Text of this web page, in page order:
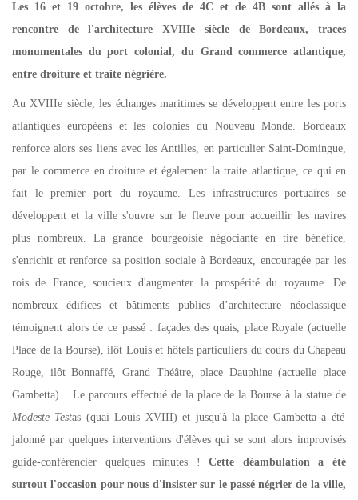
Les 16 et 19 octobre, les élèves de 4C et de 4B sont allés à la
rencontre de l'architecture XVIIIe siècle de Bordeaux, traces
monumentales du port colonial, du Grand commerce atlantique,
entre droiture et traite négrière.
Au XVIIIe siècle, les échanges maritimes se développent entre les ports
atlantiques européens et les colonies du Nouveau Monde. Bordeaux
renforce alors ses liens avec les Antilles, en particulier Saint-Domingue,
par le commerce en droiture et également la traite atlantique, ce qui en
fait le premier port du royaume. Les infrastructures portuaires se
développent et la ville s'ouvre sur le fleuve pour accueillir les navires
plus nombreux. La grande bourgeoisie négociante en tire bénéfice,
s'enrichit et renforce sa position sociale à Bordeaux, encouragée par les
rois de France, soucieux d'augmenter la prospérité du royaume. De
nombreux édifices et bâtiments publics d’architecture néoclassique
témoignent alors de ce passé : façades des quais, place Royale (actuelle
Place de la Bourse), ilôt Louis et hôtels particuliers du cours du Chapeau
Rouge, ilôt Bonnaffé, Grand Théâtre, place Dauphine (actuelle place
Gambetta)... Le parcours effectué de la place de la Bourse à la statue de
Modeste Testas (quai Louis XVIII) et jusqu'à la place Gambetta a été
jalonné par quelques interventions d'élèves qui se sont alors improvisés
guide-conférencier quelques minutes !Cette déambulation a été
surtout l'occasion pour nous d'insister sur le passé négrier de la ville,